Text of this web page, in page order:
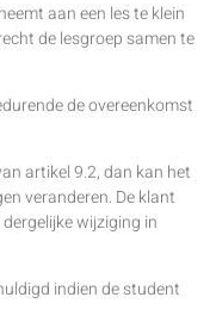
aan een les te klein
de lesgroep samen te
de overeenkomst
artikel 9.2, dan kan het
veranderen. De klant
wijziging in
indien de student